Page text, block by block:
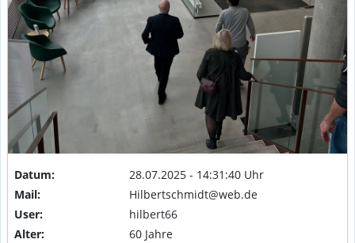
Datum:
28.07.2025 - 14:31:40 Uhr
Mail:
Hilbertschmidt@web.de
User:
hilbert66
Alter:
60 Jahre